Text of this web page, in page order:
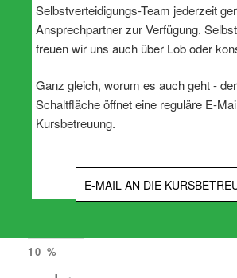
Selbstverteidigungs-Team jederzeit
Ansprechpartner zur Verfügung.
freuen wir uns auch über Lob oder
Ganz gleich, worum es auch geht -
Schaltfläche öffnet eine reguläre E-
Kursbetreuung.
E-MAIL AN DIE
10 %